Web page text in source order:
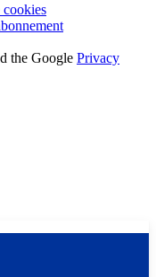
the Google Privacy